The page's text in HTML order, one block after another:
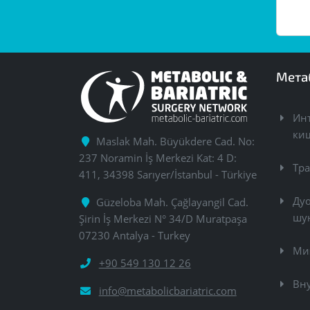
Maslak Mah. Büyükdere Cad. No:
237 Noramin İş Merkezi Kat: 4 D:
411, 34398 Sarıyer/İstanbul - Türkiye
Güzeloba Mah. Çağlayangil Cad.
Şirin İş Merkezi N° 34/D Muratpaşa
07230 Antalya - Turkey
+90 549 130 12 26
info@metabolicbariatric.com